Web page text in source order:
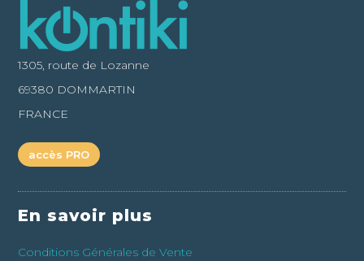
1305, route de Lozanne
69380 DOMMARTIN
FRANCE
accès PRO
En savoir plus
Conditions Générales de Vente